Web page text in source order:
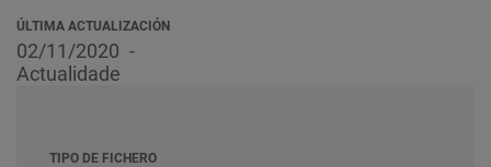
ÚLTIMA ACTUALIZACIÓN
02/11/2020
Actualidade
TIPO DE FICHERO